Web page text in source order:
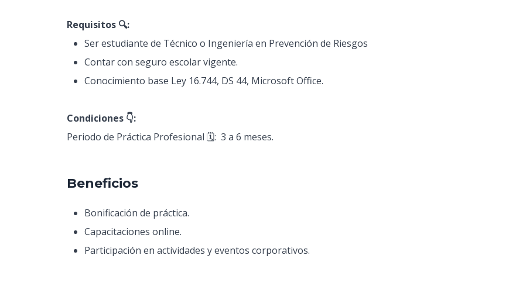
Requisitos 🔍:
Ser estudiante de Técnico o Ingeniería en Prevención de Riesgos
Contar con seguro escolar vigente.
Conocimiento base Ley 16.744, DS 44, Microsoft Office.
Condiciones 👇:
Periodo de Práctica Profesional 🗓️: 3 a 6 meses.
Beneficios
Bonificación de práctica.
Capacitaciones online.
Participación en actividades y eventos corporativos.